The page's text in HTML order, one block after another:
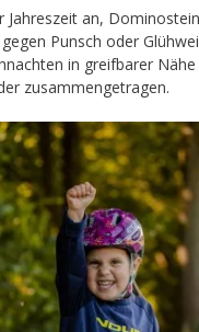
an,
Punsch oder
in greifbarer
zusammengetragen.